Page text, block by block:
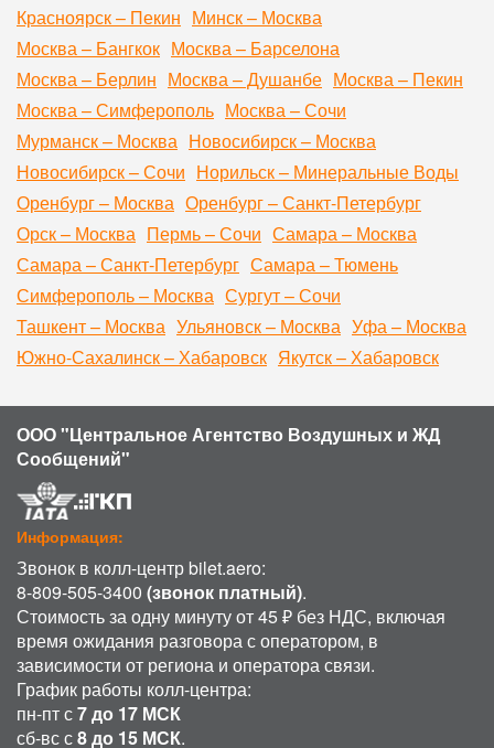
Красноярск – Пекин Минск – Москва
Москва – Бангкок Москва – Барселона
Москва – Берлин Москва – Душанбе Москва – Пекин
Москва – Симферополь Москва – Сочи
Мурманск – Москва Новосибирск – Москва
Новосибирск – Сочи Норильск – Минеральные Воды
Оренбург – Москва Оренбург – Санкт-Петербург
Орск – Москва Пермь – Сочи Самара – Москва
Самара – Санкт-Петербург Самара – Тюмень
Симферополь – Москва Сургут – Сочи
Ташкент – Москва Ульяновск – Москва Уфа – Москва
Южно-Сахалинск – Хабаровск Якутск – Хабаровск
ООО "Центральное Агентство Воздушных и ЖД
Сообщений"
Информация:
Звонок в колл-центр bilet.aero:
8-809-505-3400 (звонок платный).
Стоимость за одну минуту от 45 ₽ без НДС, включая
время ожидания разговора с оператором, в
зависимости от региона и оператора связи.
График работы колл-центра:
пн-пт с7 до 17 МСК
сб-вс с8 до 15 МСК.